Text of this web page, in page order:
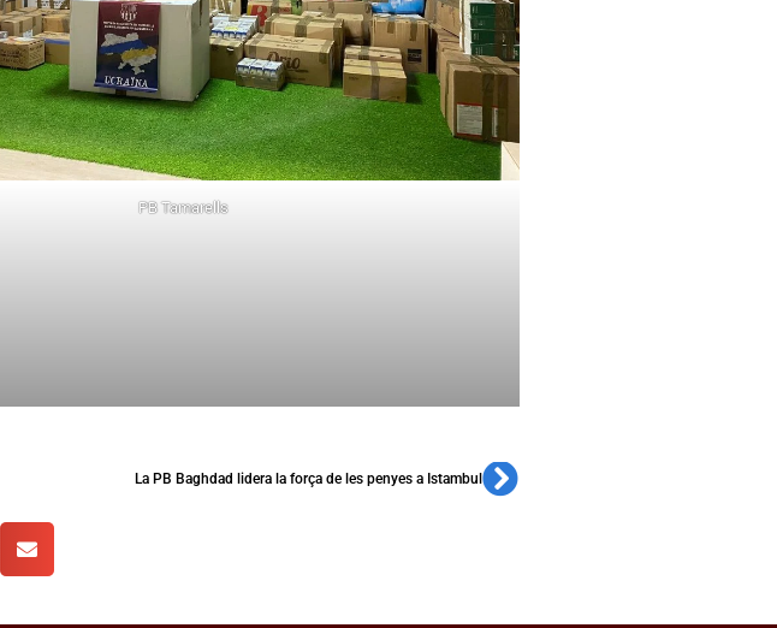
PB Tamarells
La PB Baghdad lidera la força de les penyes a Istambul